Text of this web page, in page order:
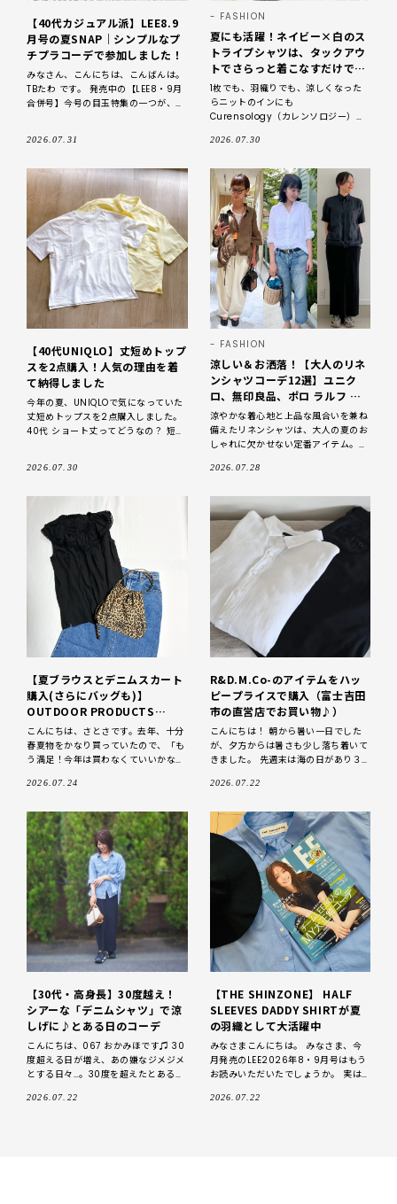
【40代カジュアル派】LEE8.9
月号の夏SNAP｜シンプルなプ
チプラコーデで参加しました！
みなさん、こんにちは、こんばんは。
TBたわ です。 発売中の【LEE8・9月
合併号】今号の目玉特集の一つが、
2026.07.31
FASHION
夏にも活躍！ネイビー×白のス
トライプシャツは、タックアウ
トでさらっと着こなすだけで、
洗練された大人カジュアルが完
成／明日なに着る？
1枚でも、羽織りでも、涼しくなった
らニットのインにも
Curensology（カレンソロジー）
ライプシャツ ¥30800・
2026.07.30
【40代UNIQLO】丈短めトップ
スを2点購入！人気の理由を着
て納得しました
今年の夏、UNIQLOで気になっていた
丈短めトップスを2点購入しました。
40代 ショート丈ってどうなの？ 短か
2026.07.30
FASHION
涼しい＆お洒落！【大人のリネ
ンシャツコーデ12選】ユニク
ロ、無印良品、ポロ ラルフ ロ
ーレンなど人気ブランドでつく
る夏スタイル【2026夏】
涼やかな着心地と上品な風合いを兼ね
備えたリネンシャツは、大人の夏のお
しゃれに欠かせない定番アイテム。
おすすめしたい「真夏のリネンシャツ
2026.07.28
【夏ブラウスとデニムスカート
購入(さらにバッグも)】
OUTDOOR PRODUCTS
Usual Things中目黒店でお買
い物
こんにちは、さとさです。去年、十分
春夏物をかなり買っていたので、「も
う満足！今年は買わなくていいかな」
ンド、OUTDOOR PRODUCTS Usual
2026.07.24
R&D.M.Co-のアイテムをハッ
ピープライスで購入（富士吉田
市の直営店でお買い物♪）
こんにちは！ 朝から暑い一日でした
が、夕方からは暑さも少し落ち着いて
きました。 先週末は海の日があり３
たオールドマンズテーラーさんの直営
2026.07.22
【30代・高身長】30度越え！
シアーな「デニムシャツ」で涼
しげに♪とある日のコーデ
こんにちは、067 おかみほです♫ 30
度超える日が増え、あの嫌なジメジメ
とする日々…。30度を超えたとある日
2026.07.22
【THE SHINZONE】 HALF
SLEEVES DADDY SHIRTが夏
の羽織として大活躍中
みなさまこんにちは。 みなさま、今
月発売のLEE2026年8・9月号はもう
お読みいただいたでしょうか。 実は
2026.07.22